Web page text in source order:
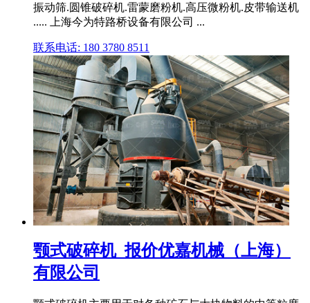
振动筛.圆锥破碎机.雷蒙磨粉机.高压微粉机.皮带输送机
..... 上海今为特路桥设备有限公司 ...
联系电话: 180 3780 8511
颚式破碎机_报价优嘉机械（上海）
有限公司